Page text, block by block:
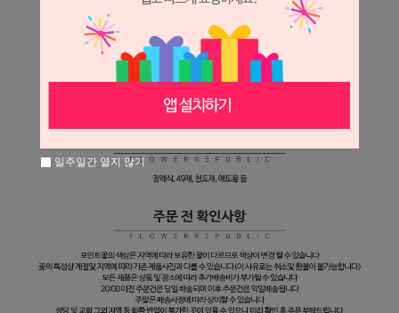
일주일간 열지 않기